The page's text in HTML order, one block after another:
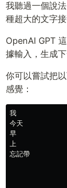
我聽過一個說
種超大的文字接
OpenAI GPT
據輸入，生成
你可以嘗試把
感覺：
我
今天
早
上
忘記帶